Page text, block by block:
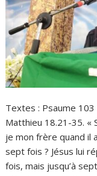
Textes : Psaume
Matthieu 18.21-35. «
je mon frère quand il
sept fois ? Jésus lui
fois, mais jusqu’à